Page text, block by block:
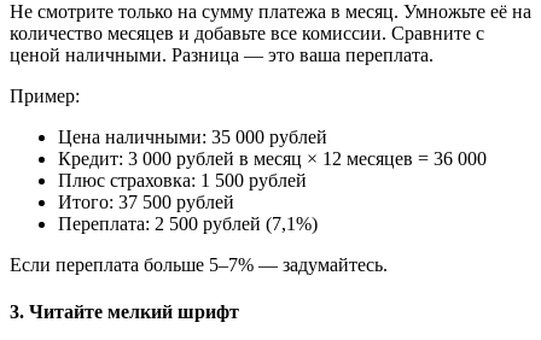
Не смотрите только на сумму платежа в месяц. Умножьте её на
количество месяцев и добавьте все комиссии. Сравните с
ценой наличными. Разница — это ваша переплата.
Пример:
Цена наличными: 35 000 рублей
Кредит: 3 000 рублей в месяц × 12 месяцев = 36 000
Плюс страховка: 1 500 рублей
Итого: 37 500 рублей
Переплата: 2 500 рублей (7,1%)
Если переплата больше 5–7% — задумайтесь.
3. Читайте мелкий шрифт